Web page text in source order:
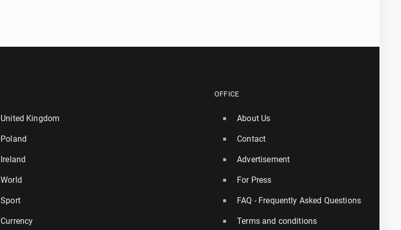
United Kingdom
Poland
Ireland
World
Sport
Currency
OFFICE
About Us
Contact
Advertisement
For Press
FAQ - Frequently Asked Questions
Terms and conditions